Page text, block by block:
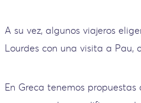
A su vez, algunos viajeros
Lourdes con una visita a Pau,
En Greca tenemos propuestas